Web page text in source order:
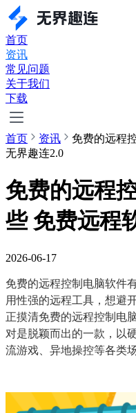
首页
资讯
常见问题
关于我们
下载
首页 资讯
免费的远程
无界趣连2.0
免费的远程
些 免费远程
2026-06-17
免费的远程控制电脑软件
用性强的远程工具，想避
正摸清免费的远程控制电
对是脱颖而出的一款，以
流游戏、异地操控等各类场